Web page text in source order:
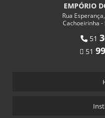
EMPÓRIO
Rua
Cachoeirinha -
51
51